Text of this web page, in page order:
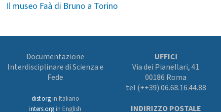
Il museo Faà di Bruno a Torino
Documentazione
Interdisciplinare di Scienza e
Fede
disf.orgin Italiano
inters.org in English
UFFICI
Via dei Pianellari, 41
00186 Roma
tel (++39) 06.68.16.44.88
INDIRIZZO POSTALE